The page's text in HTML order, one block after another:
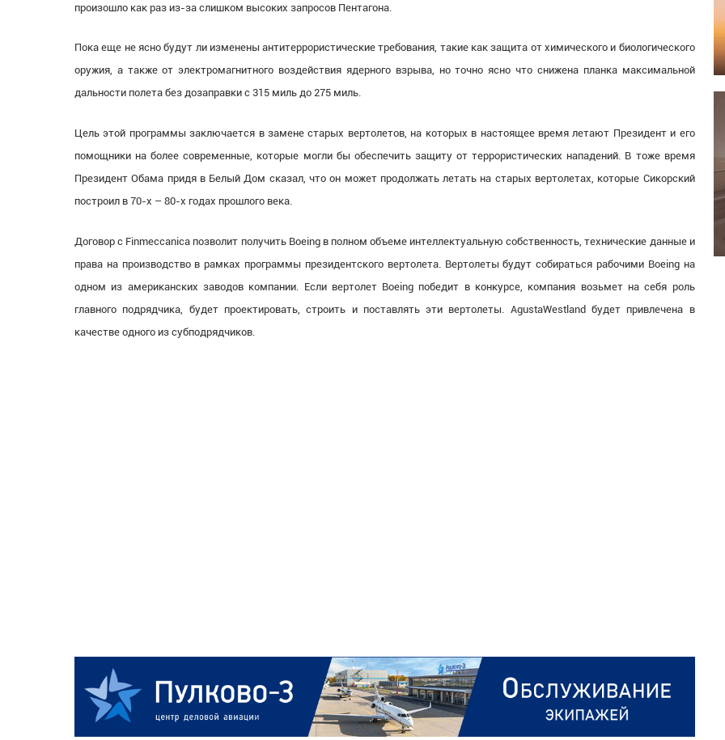
произошло как раз из-за слишком высоких запросов Пентагона.
Пока еще не ясно будут ли изменены антитеррористические требования, такие как защита от химического и биологического
оружия, а также от электромагнитного воздействия ядерного взрыва, но точно ясно что снижена планка максимальной
дальности полета без дозаправки с 315 миль до 275 миль.
Цель этой программы заключается в замене старых вертолетов, на которых в настоящее время летают Президент и его
помощники на более современные, которые могли бы обеспечить защиту от террористических нападений. В тоже время
Президент Обама придя в Белый Дом сказал, что он может продолжать летать на старых вертолетах, которые Сикорский
построил в 70-х – 80-х годах прошлого века.
Договор с Finmeccanica позволит получить Boeing в полном объеме интеллектуальную собственность, технические данные и
права на производство в рамках программы президентского вертолета. Вертолеты будут собираться рабочими Boeing на
одном из американских заводов компании. Если вертолет Boeing победит в конкурсе, компания возьмет на себя роль
главного подрядчика, будет проектировать, строить и поставлять эти вертолеты. AgustaWestland будет привлечена в
качестве одного из субподрядчиков.